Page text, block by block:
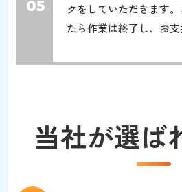
05
クをしていただきます
たら作業は終了し、お支
当社が選ば